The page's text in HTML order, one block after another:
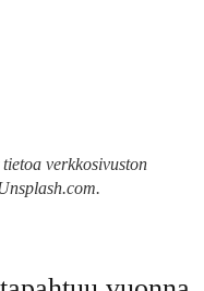
verkkosivuston